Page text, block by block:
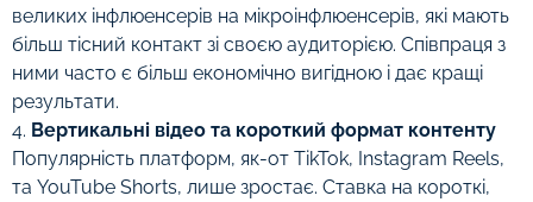
великих інфлюенсерів на мікроінфлюенсерів, які мають
більш тісний контакт зі своєю аудиторією. Співпраця з
ними часто є більш економічно вигідною і дає кращі
результати.
4. Вертикальні відео та короткий формат контенту
Популярність платформ, як-от TikTok, Instagram Reels,
та YouTube Shorts, лише зростає. Ставка на короткі,